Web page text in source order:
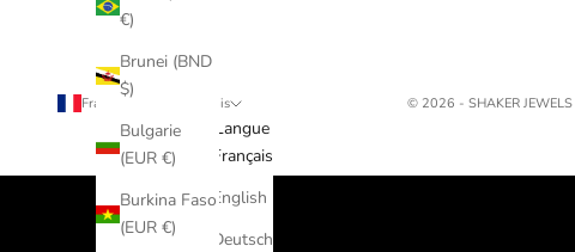
€)
Brunei (BND
$)
Bulgarie
(EUR €)
Burkina Faso
(EUR €)
France (EUR €)
Pays
Afghanistan
Afrique
Français
Langue
Français
English
Deutsch
© 2026 - SHAKER JEWELS